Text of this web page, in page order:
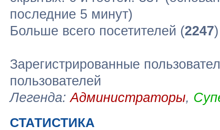
последние 5 минут)
Больше всего посетителей (2247
Зарегистрированные
пользователей
Легенда:Администраторы,
СТАТИСТИКА